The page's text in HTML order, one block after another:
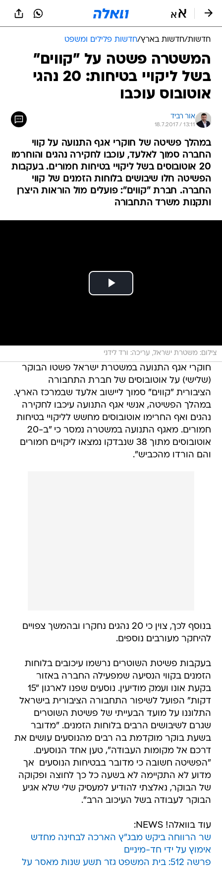
חדשות/חדשות בארץ/חדשות פלילים ומשפט
המשטרה פשטה על "קווים"
בשל ליקויי בטיחות: 20 נהגי
אוטובוס עוכבו
אור רביד
18.7.2017 / 13:11
במהלך פשיטה של חוקרי אגף התנועה על קווי
החברה סמוך לאלעד, עוכבו לחקירה נהגים והוחרמו
20 אוטובוסים בשל ליקויי בטיחות חמורים. בעקבות
הפשיטה חלו שיבושים בלוחות הזמנים של קווי
החברה. חברת "קווים": פועלים מול הוראות היצרן
ותקנות משרד התחבורה
צילום: משטרת ישראל, עריכה: ורד לידני
חוקרי אגף התנועה במשטרת ישראל פשטו הבוקר
(שלישי) על אוטובוסים של חברת התחבורה
הציבורית "קווים" סמוך ליישוב אלעד שבמרכז הארץ.
במהלך הפשיטה, אנשי אגף התנועה עיכבו לחקירה
נהגים ואף החרימו אוטובוסים מחשש לליקויי בטיחות
חמורים. מאגף התנועה במשטרה נמסר כי "ב-20
אוטובוסים מתוך 38 שנבדקו נמצאו ליקויים חמורים
והם הורדו מהכביש".
בנוסף לכך, צוין כי 20 נהגים נחקרו ובהמשך צפויים
להיחקר מעורבים נוספים.
בעקבות פשיטת השוטרים נרשמו עיכובים בלוחות
הזמנים בקווי הנסיעה שמפעילה החברה באזור
בקעת אונו ועמק מודיעין. נוסעים שפנו לארגון "15
דקות" הפועל לשיפור התחבורה הציבורית בישראל
התלוננו על מועד הבעייתי של פשיטת השוטרים
שגרם לשיבושים הרבים בלוחות הזמנים. "מדובר
בשעת בוקר מוקדמת בה רבים מהנוסעים עושים את
דרכם אל מקומות העבודה", טען אחד הנוסעים.
"הפשיטה חשובה כי מדובר בבטיחות הנוסעים  אך
מדוע לא התקיימה לא בשעה כל כך לחוצה ופקוקה
של הבוקר, נאלצתי להודיע למעסיק שלי שלא אגיע
הבוקר לעבודה בשל העיכוב הרב".
עוד בוואלה! NEWS:
שר הרווחה ביקש מבג"ץ הארכה לבחינה מחדש
אימוץ על ידי חד-מיניים
פרשה 512: בית המשפט גזר תשע שנות מאסר על